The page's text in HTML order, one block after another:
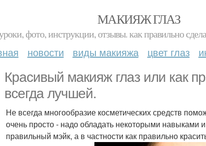
МАКИЯЖ ГЛАЗ
фото, инструкции, отзывы. как правильно
новости виды макияжа цвет глаз
Красивый макияж глаз или как
всегда лучшей.
Не всегда многообразие косметических средств
очень просто - надо обладать некоторыми навыками
правильный мэйк, а в частности как правильно